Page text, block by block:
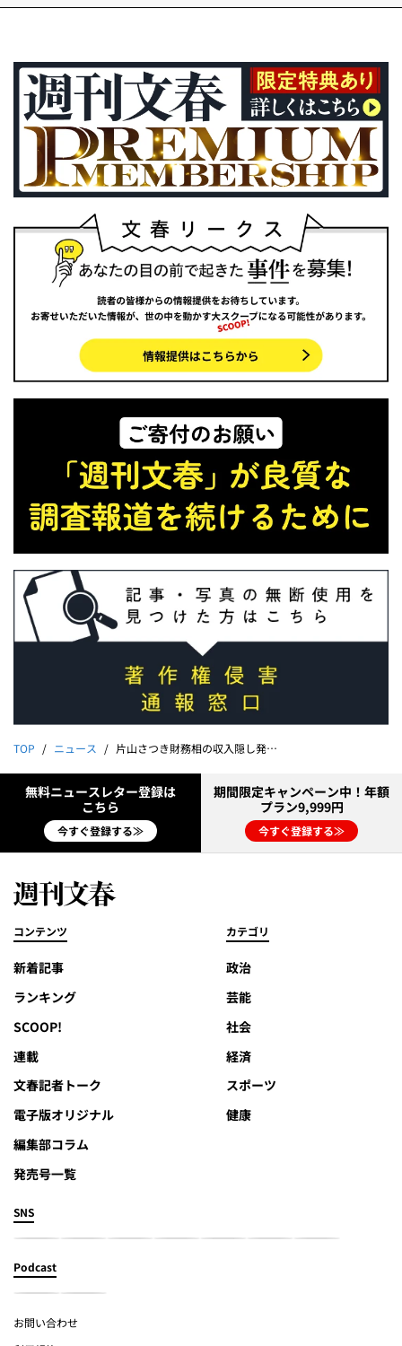
TOP ニュース 片山さつき財務相の収入隠し発見！ 不記載がまだまだある《自著を4500冊爆買いし、10％の印税を…》
無料ニュースレター登録は
こちら
今すぐ登録する≫
期間限定キャンペーン中！年額
プラン9,999円
今すぐ登録する≫
コンテンツ
新着記事
ランキング
SCOOP!
連載
文春記者トーク
電子版オリジナル
編集部コラム
発売号一覧
カテゴリ
政治
芸能
社会
経済
スポーツ
健康
SNS
Podcast
お問い合わせ